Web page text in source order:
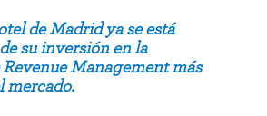
de Madrid ya se está
su inversión en la
Management más
mercado.